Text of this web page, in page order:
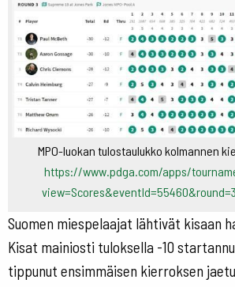
MPO-luokan tulostaulukko kolmannen
https://www.pdga.com/apps/
Suomen miespelaajat lähtivät kisaan
Kisat mainiosti tuloksella -10
tippunut ensimmäisen kierroksen